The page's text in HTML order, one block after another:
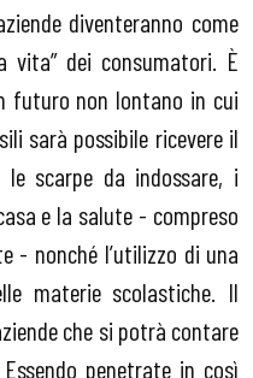
diventeranno come
vita” dei consumatori. È
futuro non lontano in cui
sarà possibile ricevere il
scarpe da indossare, i
e la salute - compreso
- nonché l’utilizzo di una
materie scolastiche. Il
che si potrà contare
penetrate in così